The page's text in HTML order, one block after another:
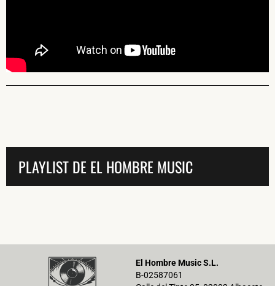
PLAYLIST DE EL HOMBRE MUSIC
El Hombre Music S.L.
B-02587061